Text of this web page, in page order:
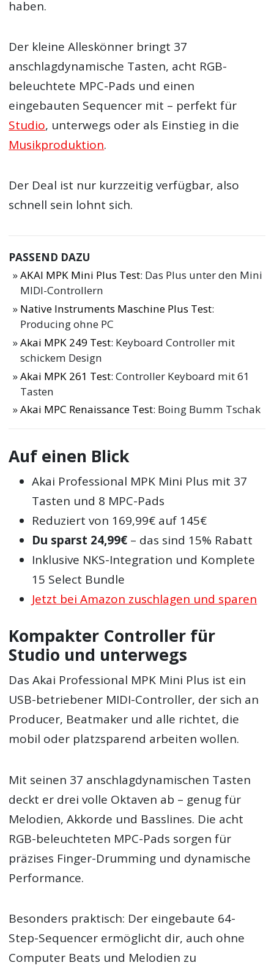
haben.
Der kleine Alleskönner bringt 37
anschlagdynamische Tasten, acht RGB-
beleuchtete MPC-Pads und einen
eingebauten Sequencer mit – perfekt für
Studio, unterwegs oder als Einstieg in die
Musikproduktion.
Der Deal ist nur kurzzeitig verfügbar, also
schnell sein lohnt sich.
PASSEND DAZU
AKAI MPK Mini Plus Test: Das Plus unter den Mini
MIDI-Controllern
Native Instruments Maschine Plus Test:
Producing ohne PC
Akai MPK 249 Test: Keyboard Controller mit
schickem Design
Akai MPK 261 Test: Controller Keyboard mit 61
Tasten
Akai MPC Renaissance Test: Boing Bumm Tschak
Auf einen Blick
Akai Professional MPK Mini Plus mit 37
Tasten und 8 MPC-Pads
Reduziert von 169,99€ auf 145€
Du sparst 24,99€ – das sind 15% Rabatt
Inklusive NKS-Integration und Komplete
15 Select Bundle
Jetzt bei Amazon zuschlagen und sparen
Kompakter Controller für
Studio und unterwegs
Das Akai Professional MPK Mini Plus ist ein
USB-betriebener MIDI-Controller, der sich an
Producer, Beatmaker und alle richtet, die
mobil oder platzsparend arbeiten wollen.
Mit seinen 37 anschlagdynamischen Tasten
deckt er drei volle Oktaven ab – genug für
Melodien, Akkorde und Basslines. Die acht
RGB-beleuchteten MPC-Pads sorgen für
präzises Finger-Drumming und dynamische
Performance.
Besonders praktisch: Der eingebaute 64-
Step-Sequencer ermöglicht dir, auch ohne
Computer Beats und Melodien zu